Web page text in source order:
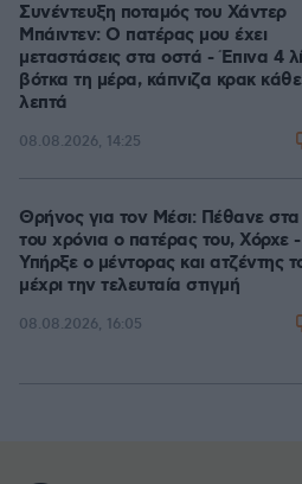
Συνέντευξη ποταμός του Χάντερ
Μπάιντεν: Ο πατέρας μου έχει
μεταστάσεις στα οστά - Έπινα 4
βότκα τη μέρα, κάπνιζα κρακ
λεπτά
08.08.2026, 14:25
Θρήνος για τον Μέσι: Πέθανε
του χρόνια ο πατέρας του, Χόρχε -
Υπήρξε ο μέντορας και ατζέντης
μέχρι την τελευταία στιγμή
08.08.2026, 16:05